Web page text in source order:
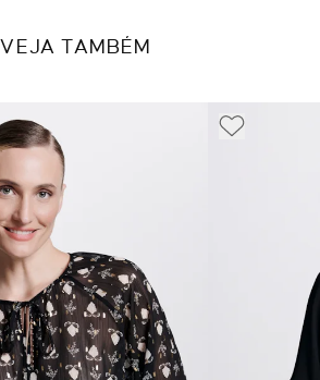
VEJA TAMBÉM